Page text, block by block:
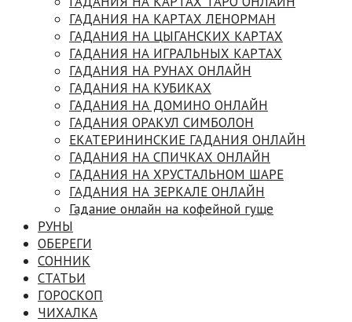
ГАДАНИЯ НА КАРТАХ ЛЕНОРМАН
ГАДАНИЯ НА ЦЫГАНСКИХ КАРТАХ
ГАДАНИЯ НА ИГРАЛЬНЫХ КАРТАХ
ГАДАНИЯ НА РУНАХ ОНЛАЙН
ГАДАНИЯ НА КУБИКАХ
ГАДАНИЯ НА ДОМИНО ОНЛАЙН
ГАДАНИЯ ОРАКУЛ СИМБОЛОН
ЕКАТЕРИНИНСКИЕ ГАДАНИЯ ОНЛАЙН
ГАДАНИЯ НА СПИЧКАХ ОНЛАЙН
ГАДАНИЯ НА ХРУСТАЛЬНОМ ШАРЕ
ГАДАНИЯ НА ЗЕРКАЛЕ ОНЛАЙН
Гадание онлайн на кофейной гуще
РУНЫ
ОБЕРЕГИ
СОННИК
СТАТЬИ
ГОРОСКОП
ЧИХАЛКА